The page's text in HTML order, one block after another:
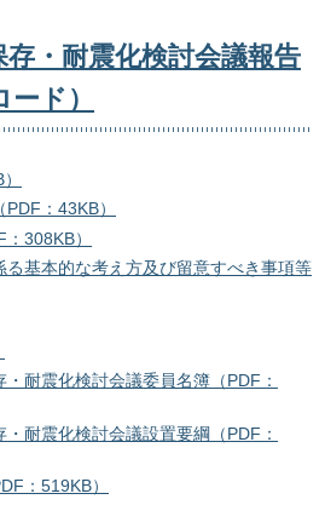
・耐震化検討会議報告
ド）
：43KB）
308KB）
基本的な考え方及び留意すべき事項等
耐震化検討会議委員名簿（PDF：
耐震化検討会議設置要綱（PDF：
：519KB）